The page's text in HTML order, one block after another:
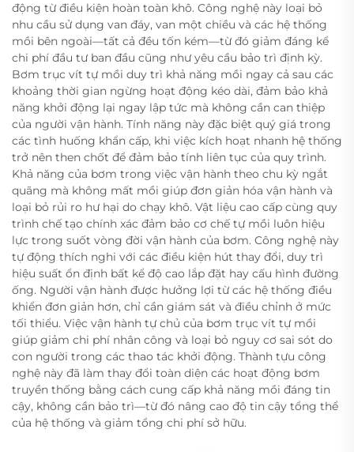
động từ điều kiện hoàn toàn khô. Công nghệ này loại bỏ
nhu cầu sử dụng van đáy, van một chiều và các hệ thống
mồi bên ngoài—tất cả đều tốn kém—từ đó giảm đáng kể
chi phí đầu tư ban đầu cũng như yêu cầu bảo trì định kỳ.
Bơm trục vít tự mồi duy trì khả năng mồi ngay cả sau các
khoảng thời gian ngừng hoạt động kéo dài, đảm bảo khả
năng khởi động lại ngay lập tức mà không cần can thiệp
của người vận hành. Tính năng này đặc biệt quý giá trong
các tình huống khẩn cấp, khi việc kích hoạt nhanh hệ thống
trở nên then chốt để đảm bảo tính liên tục của quy trình.
Khả năng của bơm trong việc vận hành theo chu kỳ ngắt
quãng mà không mất mồi giúp đơn giản hóa vận hành và
loại bỏ rủi ro hư hại do chạy khô. Vật liệu cao cấp cùng quy
trình chế tạo chính xác đảm bảo cơ chế tự mồi luôn hiệu
lực trong suốt vòng đời vận hành của bơm. Công nghệ này
tự động thích nghi với các điều kiện hút thay đổi, duy trì
hiệu suất ổn định bất kể độ cao lắp đặt hay cấu hình đường
ống. Người vận hành được hưởng lợi từ các hệ thống điều
khiển đơn giản hơn, chỉ cần giám sát và điều chỉnh ở mức
tối thiểu. Việc vận hành tự chủ của bơm trục vít tự mồi
giúp giảm chi phí nhân công và loại bỏ nguy cơ sai sót do
con người trong các thao tác khởi động. Thành tựu công
nghệ này đã làm thay đổi toàn diện các hoạt động bơm
truyền thống bằng cách cung cấp khả năng mồi đáng tin
cậy, không cần bảo trì—từ đó nâng cao độ tin cậy tổng thể
của hệ thống và giảm tổng chi phí sở hữu.